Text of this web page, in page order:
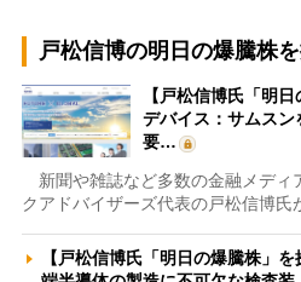
戸松信博の明日の爆騰株を
【戸松信博氏「明
デバイス：サムス
要…
新聞や雑誌など多数の金融メディ
クアドバイザーズ代表の戸松信博
【戸松信博氏「明日の爆騰株」